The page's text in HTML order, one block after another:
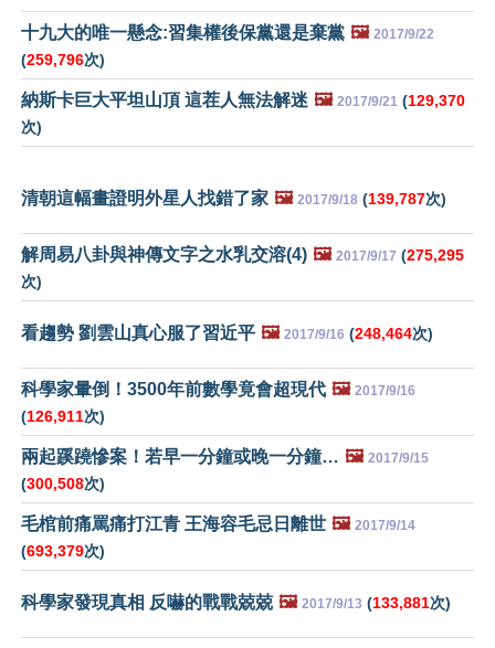
十九大的唯一懸念:習集權後保黨還是棄黨 🖼️ 2017/9/22
(259,796次)
納斯卡巨大平坦山頂 這茬人無法解迷 🖼️ 2017/9/21 (129,370
次)
清朝這幅畫證明外星人找錯了家 🖼️ 2017/9/18 (139,787次)
解周易八卦與神傳文字之水乳交溶(4) 🖼️ 2017/9/17 (275,295
次)
看趨勢 劉雲山真心服了習近平 🖼️ 2017/9/16 (248,464次)
科學家暈倒！3500年前數學竟會超現代 🖼️ 2017/9/16
(126,911次)
兩起蹊蹺慘案！若早一分鐘或晚一分鐘… 🖼️ 2017/9/15
(300,508次)
毛棺前痛罵痛打江青 王海容毛忌日離世 🖼️ 2017/9/14
(693,379次)
科學家發現真相 反嚇的戰戰兢兢 🖼️ 2017/9/13 (133,881次)